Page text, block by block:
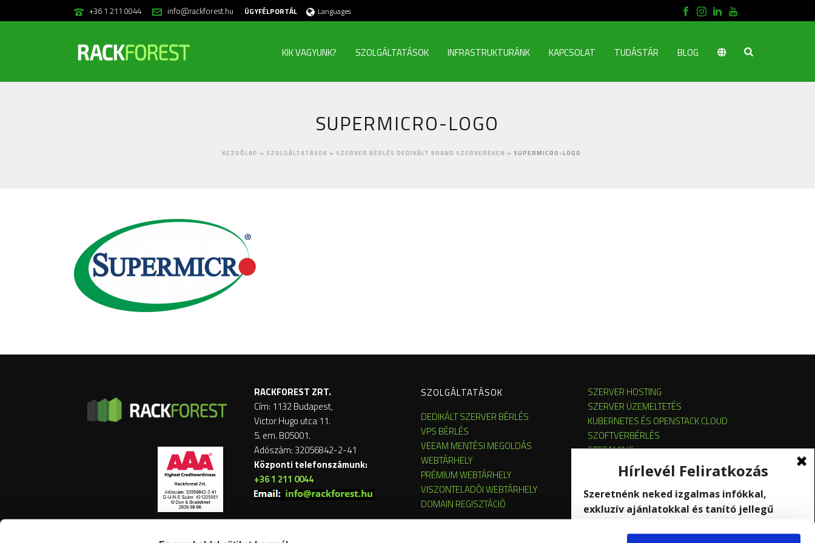
+36 1 211 0044 info@rackforest.hu ÜGYFÉLPORTÁL Languages
KIK VAGYUNK? SZOLGÁLTATÁSOK INFRASTRUKTURÁNK KAPCSOLAT TUDÁSTÁR BLOG
SUPERMICRO-LOGO
KEZDŐLAP » SZOLGÁLTATÁSOK » SZERVER BÉRLÉS DEDIKÁLT BRAND SZERVEREKEN » SUPERMICRO-LOGO
RACKFOREST ZRT.
Cím: 1132 Budapest,
Victor Hugo utca 11.
5. em. B05001.
Adószám: 32056842-2-41
Központi telefonszámunk:
+36 1 211 0044
SZOLGÁLTATÁSOK
DEDIKÁLT SZERVER BÉRLÉS
VPS BÉRLÉS
VEEAM MENTÉSI MEGOLDÁS
WEBTÁRHELY
PRÉMIUM WEBTÁRHELY
VISZONTELADÓI WEBTÁRHELY
DOMAIN REGISZTÁCIÓ
SZERVER HOSTING
SZERVER ÜZEMELTETÉS
KUBERNETES ÉS OPENSTACK CLOUD
SZOFTVERBÉRLÉS
STREAMING